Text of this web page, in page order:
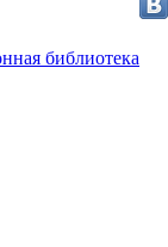
библиотека